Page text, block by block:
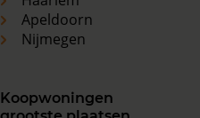
Apeldoorn
Nijmegen
Koopwoningen